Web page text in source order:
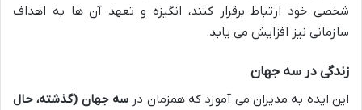
شخصی خود ارتباط برقرار کنند، انگیزه و تعهد آن ها به اهداف
سازمانی نیز افزایش می یابد.
زندگی در سه جهان
این ایده به مدیران می آموزد که همزمان در سه جهان (گذشته، حال